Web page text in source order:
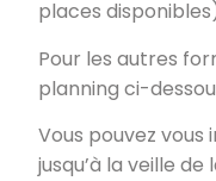
places
Pour les autres
planning ci-
Vous pouvez
jusqu’à la veille